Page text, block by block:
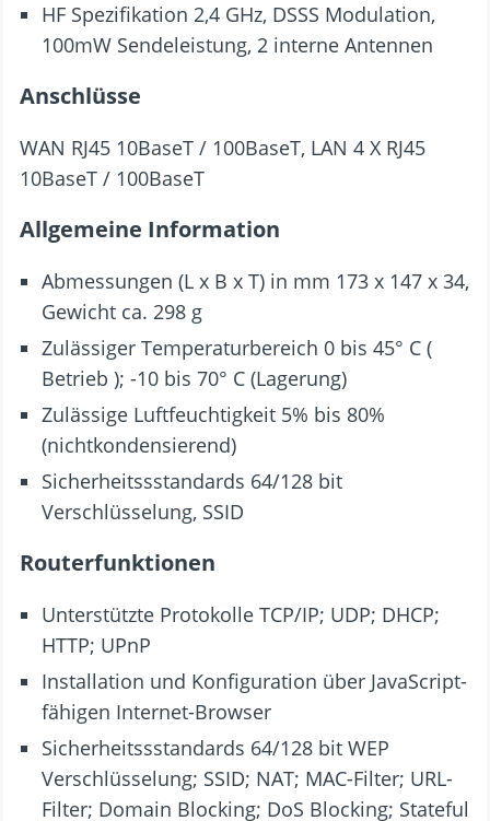
HF Spezifikation 2,4 GHz, DSSS Modulation,
100mW Sendeleistung, 2 interne Antennen
Anschlüsse
WAN RJ45 10BaseT / 100BaseT, LAN 4 X RJ45
10BaseT / 100BaseT
Allgemeine Information
Abmessungen (L x B x T) in mm 173 x 147 x 34,
Gewicht ca. 298 g
Zulässiger Temperaturbereich 0 bis 45° C (
Betrieb ); -10 bis 70° C (Lagerung)
Zulässige Luftfeuchtigkeit 5% bis 80%
(nichtkondensierend)
Sicherheitssstandards 64/128 bit
Verschlüsselung, SSID
Routerfunktionen
Unterstützte Protokolle TCP/IP; UDP; DHCP;
HTTP; UPnP
Installation und Konfiguration über JavaScript-
fähigen Internet-Browser
Sicherheitssstandards 64/128 bit WEP
Verschlüsselung; SSID; NAT; MAC-Filter; URL-
Filter; Domain Blocking; DoS Blocking; Stateful